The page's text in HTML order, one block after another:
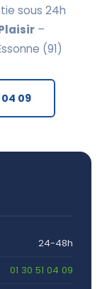
sous 24h
–
(91)
04 09
24-48h
01 30 51 04 09